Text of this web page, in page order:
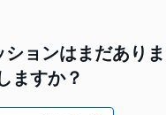
ションはまだありま
ますか？